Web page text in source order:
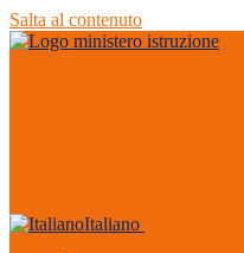
Salta al contenuto
Italiano